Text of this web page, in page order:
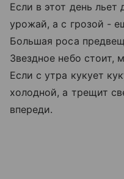
Если в этот день льет
урожай, а с грозой -
Большая роса
Звездное небо стоит,
Если с утра кукует
холодной, а трещит
впереди.